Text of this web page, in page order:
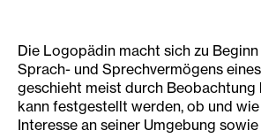
Die Logopädin macht sich zu
Sprach- und Sprechvermögens
geschieht meist durch Beobachtung
kann festgestellt werden, ob und
Interesse an seiner Umgebung